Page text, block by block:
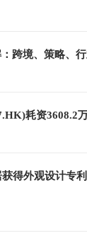
跨境、策略、
耗资3608.2
得外观设计专